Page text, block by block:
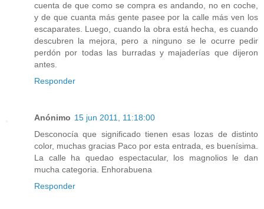
cuenta de que como se compra es andando, no en coche,
y de que cuanta más gente pasee por la calle más ven los
escaparates. Luego, cuando la obra está hecha, es cuando
descubren la mejora, pero a ninguno se le ocurre pedir
perdón por todas las burradas y majaderías que dijeron
antes.
Responder
Anónimo 15 jun 2011, 11:18:00
Desconocía que significado tienen esas lozas de distinto
color, muchas gracias Paco por esta entrada, es buenísima.
La calle ha quedao espectacular, los magnolios le dan
mucha categoria. Enhorabuena
Responder